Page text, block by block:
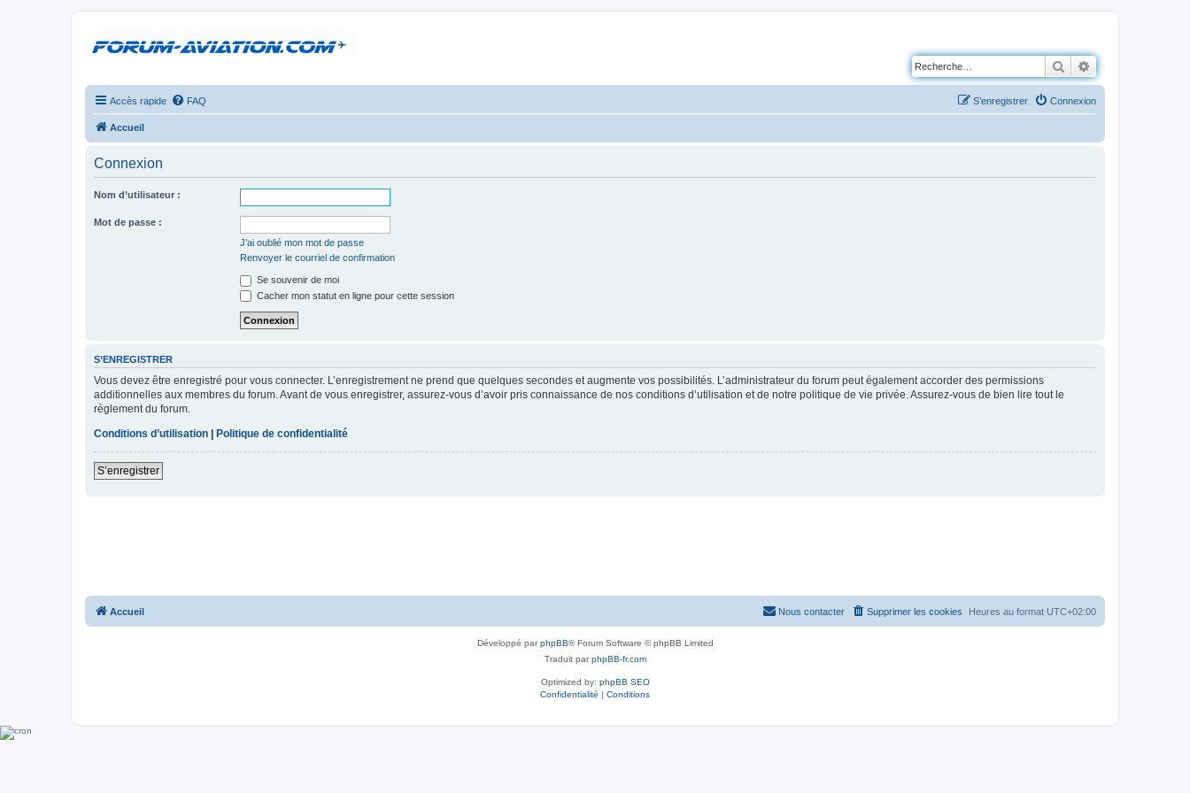
Rechercher
Accès rapide FAQ Connexion
S’enregistrer
Accueil
Connexion
Nom d’utilisateur :
Mot de passe :
J’ai oublié mon mot de passe
Renvoyer le courriel de confirmation
Se souvenir de moi
Cacher mon statut en ligne pour cette session
S’ENREGISTRER
Vous devez être enregistré pour vous connecter. L’enregistrement ne prend que quelques secondes et augmente vos possibilités. L’administrateur du forum peut également accorder des permissions
additionnelles aux membres du forum. Avant de vous enregistrer, assurez-vous d’avoir pris connaissance de nos conditions d’utilisation et de notre politique de vie privée. Assurez-vous de bien lire tout le
règlement du forum.
Conditions d’utilisation | Politique de confidentialité
S’enregistrer
Accueil Heures au format UTC+02:00
Supprimer les cookies
Nous contacter
Développé parphpBB® Forum Software © phpBB Limited
Traduit parphpBB-fr.com
Optimized by: phpBB SEO
Confidentialité | Conditions